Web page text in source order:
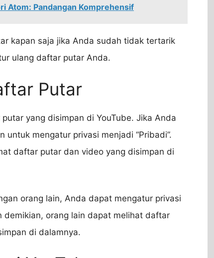
Atom: Pandangan Komprehensif
kapan saja jika Anda sudah tidak tertarik
ulang daftar putar Anda.
Putar
yang disimpan di YouTube. Jika Anda
mengatur privasi menjadi “Pribadi”.
daftar putar dan video yang disimpan di
orang lain, Anda dapat mengatur privasi
demikian, orang lain dapat melihat daftar
di dalamnya.